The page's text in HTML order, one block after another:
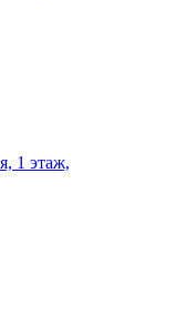
1 этаж,